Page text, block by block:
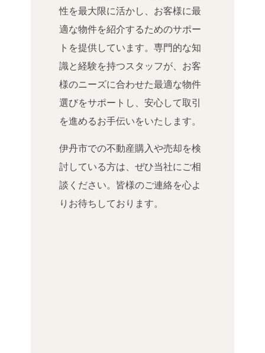
性を最大限に活かし、お客様に最
適な物件を紹介するためのサポー
トを提供しています。専門的な知
識と経験を持つスタッフが、お客
様のニーズに合わせた最適な物件
選びをサポートし、安心して取引
を進めるお手伝いをいたします。
伊丹市での不動産購入や売却を検
討している方は、ぜひ当社にご相
談ください。皆様のご連絡を心よ
りお待ちしております。